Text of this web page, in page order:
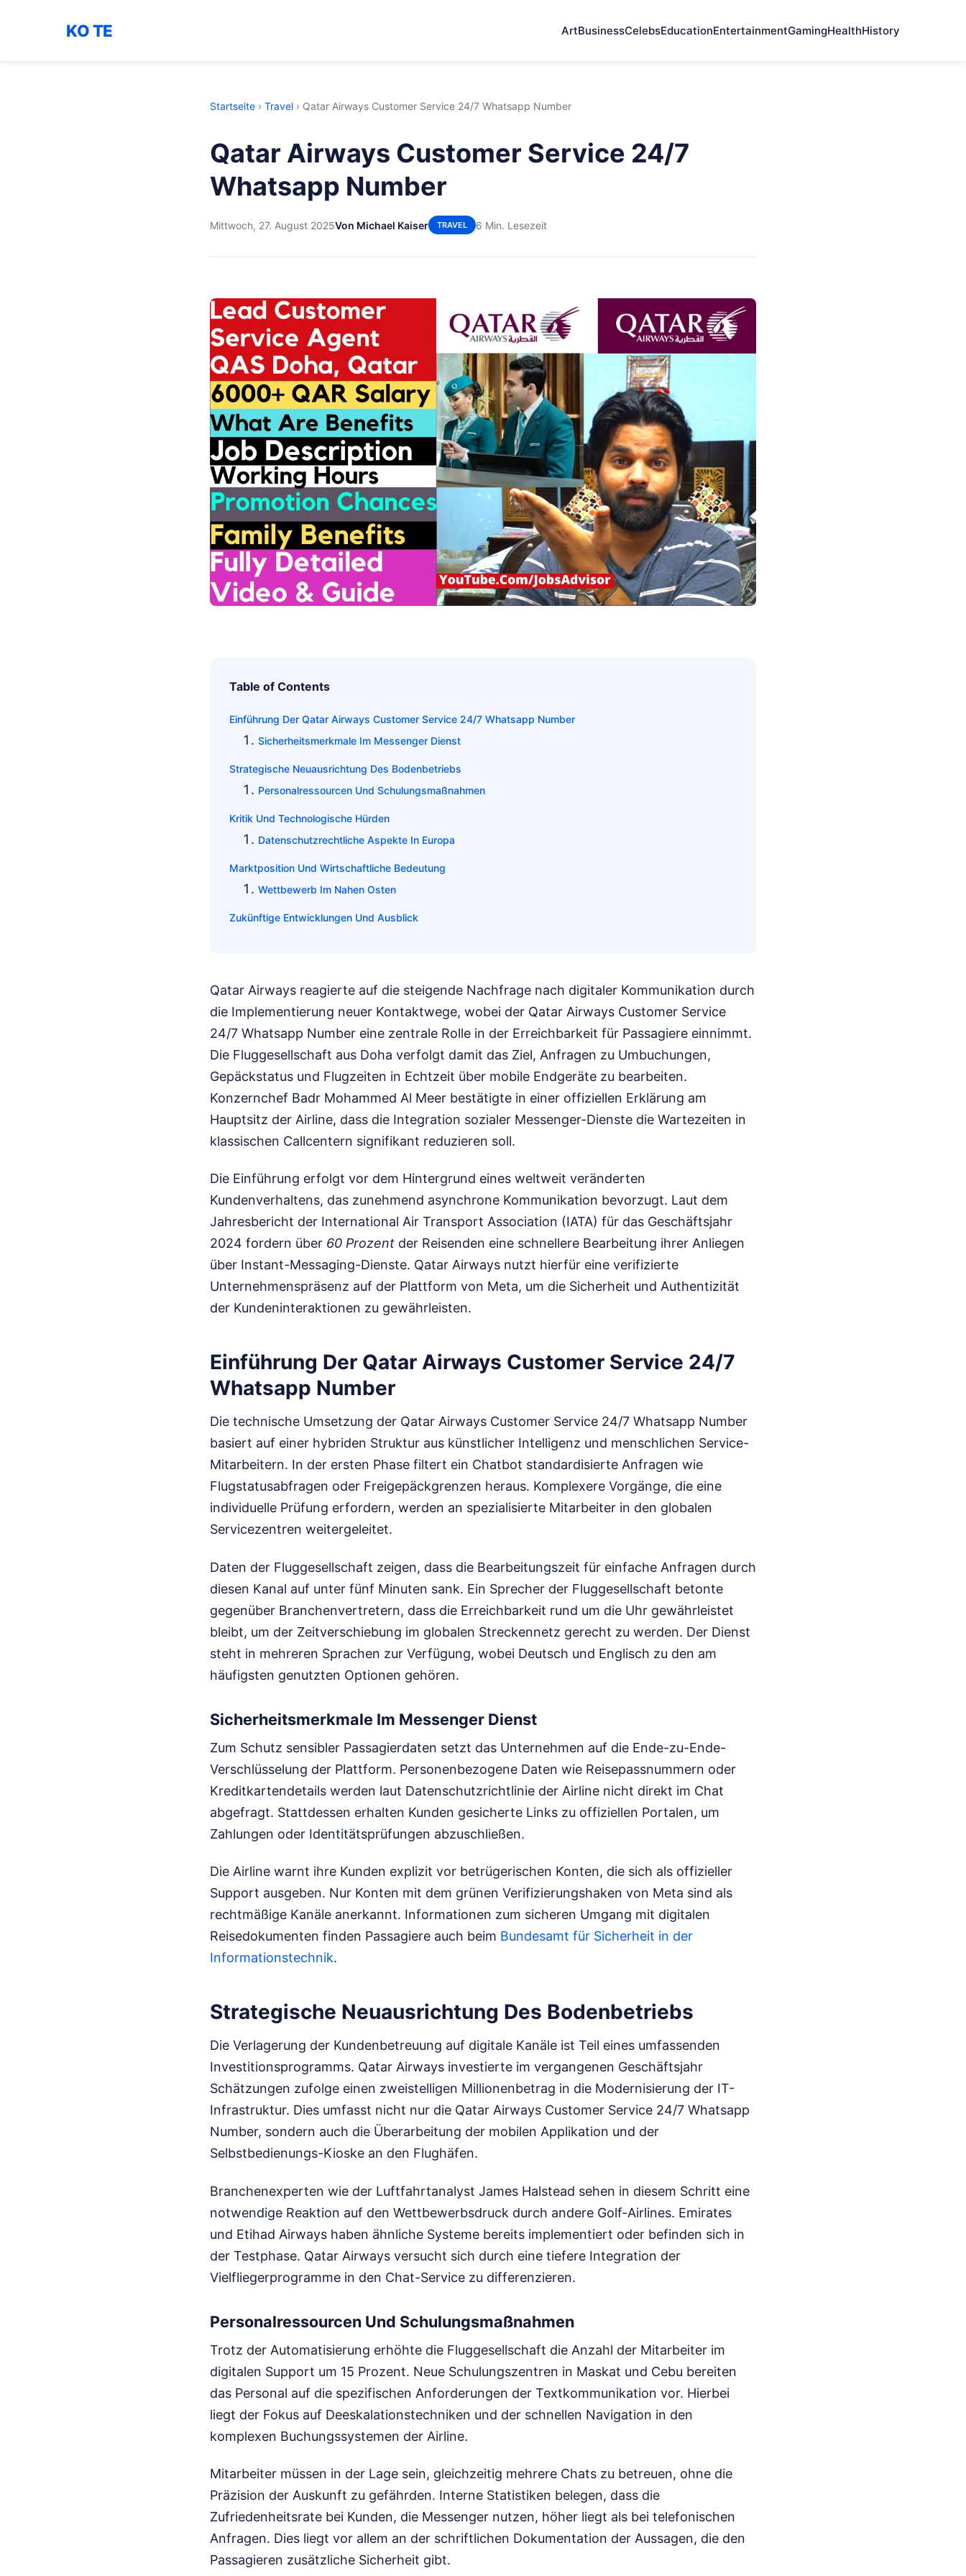
KO TE ArtBusinessCelebsEducationEntertainmentGamingHealthHistory
Startseite › Travel › Qatar Airways Customer Service 24/7 Whatsapp Number
Qatar Airways Customer Service 24/7
Whatsapp Number
Mittwoch, 27. August 2025Von Michael Kaiser TRAVEL 6 Min. Lesezeit
Table of Contents
Einführung Der Qatar Airways Customer Service 24/7 Whatsapp Number
Sicherheitsmerkmale Im Messenger Dienst
Strategische Neuausrichtung Des Bodenbetriebs
Personalressourcen Und Schulungsmaßnahmen
Kritik Und Technologische Hürden
Datenschutzrechtliche Aspekte In Europa
Marktposition Und Wirtschaftliche Bedeutung
Wettbewerb Im Nahen Osten
Zukünftige Entwicklungen Und Ausblick
Qatar Airways reagierte auf die steigende Nachfrage nach digitaler Kommunikation durch
die Implementierung neuer Kontaktwege, wobei der Qatar Airways Customer Service
24/7 Whatsapp Number eine zentrale Rolle in der Erreichbarkeit für Passagiere einnimmt.
Die Fluggesellschaft aus Doha verfolgt damit das Ziel, Anfragen zu Umbuchungen,
Gepäckstatus und Flugzeiten in Echtzeit über mobile Endgeräte zu bearbeiten.
Konzernchef Badr Mohammed Al Meer bestätigte in einer offiziellen Erklärung am
Hauptsitz der Airline, dass die Integration sozialer Messenger-Dienste die Wartezeiten in
klassischen Callcentern signifikant reduzieren soll.
Die Einführung erfolgt vor dem Hintergrund eines weltweit veränderten
Kundenverhaltens, das zunehmend asynchrone Kommunikation bevorzugt. Laut dem
Jahresbericht der International Air Transport Association (IATA) für das Geschäftsjahr
2024 fordern über 60 Prozent der Reisenden eine schnellere Bearbeitung ihrer Anliegen
über Instant-Messaging-Dienste. Qatar Airways nutzt hierfür eine verifizierte
Unternehmenspräsenz auf der Plattform von Meta, um die Sicherheit und Authentizität
der Kundeninteraktionen zu gewährleisten.
Einführung Der Qatar Airways Customer Service 24/7
Whatsapp Number
Die technische Umsetzung der Qatar Airways Customer Service 24/7 Whatsapp Number
basiert auf einer hybriden Struktur aus künstlicher Intelligenz und menschlichen Service-
Mitarbeitern. In der ersten Phase filtert ein Chatbot standardisierte Anfragen wie
Flugstatusabfragen oder Freigepäckgrenzen heraus. Komplexere Vorgänge, die eine
individuelle Prüfung erfordern, werden an spezialisierte Mitarbeiter in den globalen
Servicezentren weitergeleitet.
Daten der Fluggesellschaft zeigen, dass die Bearbeitungszeit für einfache Anfragen durch
diesen Kanal auf unter fünf Minuten sank. Ein Sprecher der Fluggesellschaft betonte
gegenüber Branchenvertretern, dass die Erreichbarkeit rund um die Uhr gewährleistet
bleibt, um der Zeitverschiebung im globalen Streckennetz gerecht zu werden. Der Dienst
steht in mehreren Sprachen zur Verfügung, wobei Deutsch und Englisch zu den am
häufigsten genutzten Optionen gehören.
Sicherheitsmerkmale Im Messenger Dienst
Zum Schutz sensibler Passagierdaten setzt das Unternehmen auf die Ende-zu-Ende-
Verschlüsselung der Plattform. Personenbezogene Daten wie Reisepassnummern oder
Kreditkartendetails werden laut Datenschutzrichtlinie der Airline nicht direkt im Chat
abgefragt. Stattdessen erhalten Kunden gesicherte Links zu offiziellen Portalen, um
Zahlungen oder Identitätsprüfungen abzuschließen.
Die Airline warnt ihre Kunden explizit vor betrügerischen Konten, die sich als offizieller
Support ausgeben. Nur Konten mit dem grünen Verifizierungshaken von Meta sind als
rechtmäßige Kanäle anerkannt. Informationen zum sicheren Umgang mit digitalen
Reisedokumenten finden Passagiere auch beim Bundesamt für Sicherheit in der
Informationstechnik.
Strategische Neuausrichtung Des Bodenbetriebs
Die Verlagerung der Kundenbetreuung auf digitale Kanäle ist Teil eines umfassenden
Investitionsprogramms. Qatar Airways investierte im vergangenen Geschäftsjahr
Schätzungen zufolge einen zweistelligen Millionenbetrag in die Modernisierung der IT-
Infrastruktur. Dies umfasst nicht nur die Qatar Airways Customer Service 24/7 Whatsapp
Number, sondern auch die Überarbeitung der mobilen Applikation und der
Selbstbedienungs-Kioske an den Flughäfen.
Branchenexperten wie der Luftfahrtanalyst James Halstead sehen in diesem Schritt eine
notwendige Reaktion auf den Wettbewerbsdruck durch andere Golf-Airlines. Emirates
und Etihad Airways haben ähnliche Systeme bereits implementiert oder befinden sich in
der Testphase. Qatar Airways versucht sich durch eine tiefere Integration der
Vielfliegerprogramme in den Chat-Service zu differenzieren.
Personalressourcen Und Schulungsmaßnahmen
Trotz der Automatisierung erhöhte die Fluggesellschaft die Anzahl der Mitarbeiter im
digitalen Support um 15 Prozent. Neue Schulungszentren in Maskat und Cebu bereiten
das Personal auf die spezifischen Anforderungen der Textkommunikation vor. Hierbei
liegt der Fokus auf Deeskalationstechniken und der schnellen Navigation in den
komplexen Buchungssystemen der Airline.
Mitarbeiter müssen in der Lage sein, gleichzeitig mehrere Chats zu betreuen, ohne die
Präzision der Auskunft zu gefährden. Interne Statistiken belegen, dass die
Zufriedenheitsrate bei Kunden, die Messenger nutzen, höher liegt als bei telefonischen
Anfragen. Dies liegt vor allem an der schriftlichen Dokumentation der Aussagen, die den
Passagieren zusätzliche Sicherheit gibt.